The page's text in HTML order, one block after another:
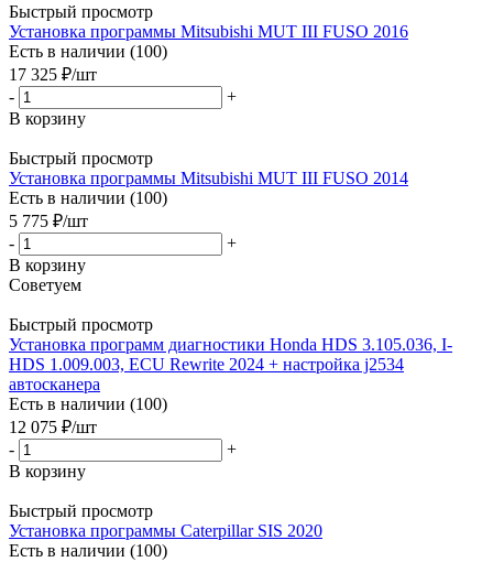
Быстрый просмотр
Установка программы Mitsubishi MUT III FUSO 2016
Есть в наличии (100)
17 325 ₽/шт
-
+
В корзину
Быстрый просмотр
Установка программы Mitsubishi MUT III FUSO 2014
Есть в наличии (100)
5 775 ₽/шт
-
+
В корзину
Советуем
Быстрый просмотр
Установка программ диагностики Honda HDS 3.105.036, I-
HDS 1.009.003, ECU Rewrite 2024 + настройка j2534
автосканера
Есть в наличии (100)
12 075 ₽/шт
-
+
В корзину
Быстрый просмотр
Установка программы Caterpillar SIS 2020
Есть в наличии (100)